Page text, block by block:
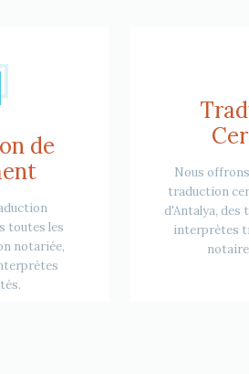
de
toutes les
notariée,
Nous
traduction
d'Antalya, des
interprètes